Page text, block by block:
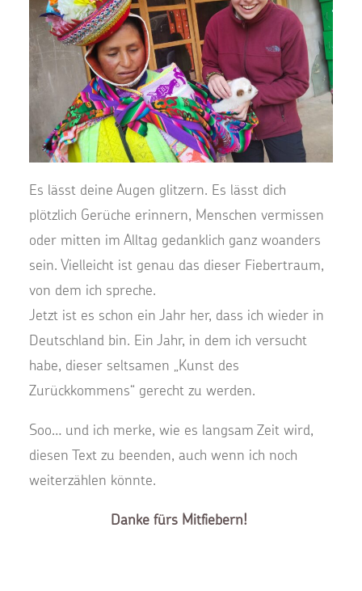
Es lässt deine Augen glitzern. Es lässt dich
plötzlich Gerüche erinnern, Menschen vermissen
oder mitten im Alltag gedanklich ganz woanders
sein. Vielleicht ist genau das dieser Fiebertraum,
von dem ich spreche.
Jetzt ist es schon ein Jahr her, dass ich wieder in
Deutschland bin. Ein Jahr, in dem ich versucht
habe, dieser seltsamen „Kunst des
Zurückkommens“ gerecht zu werden.
Soo… und ich merke, wie es langsam Zeit wird,
diesen Text zu beenden, auch wenn ich noch
weiterzählen könnte.
Danke fürs Mitfiebern!